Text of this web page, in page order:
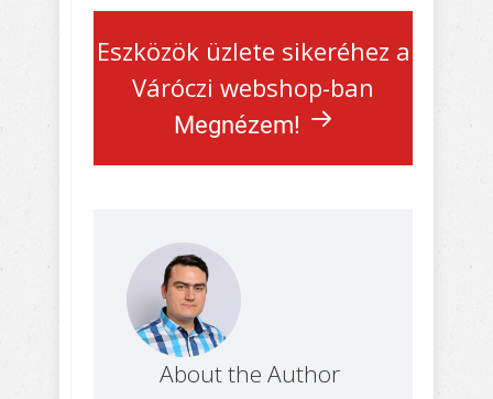
Eszközök üzlete sikeréhez a
Váróczi webshop-ban
Megnézem!
About the Author